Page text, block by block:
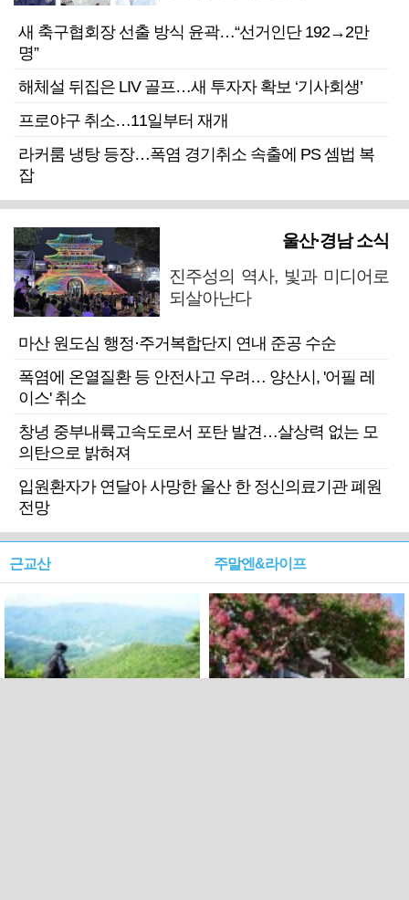
새 축구협회장 선출 방식 윤곽…“선거인단 192→2만
명”
해체설 뒤집은 LIV 골프…새 투자자 확보 ‘기사회생’
프로야구 취소…11일부터 재개
라커룸 냉탕 등장…폭염 경기취소 속출에 PS 셈법 복
잡
울산·경남 소식
진주성의 역사, 빛과 미디어로
되살아난다
마산 원도심 행정·주거복합단지 연내 준공 수순
폭염에 온열질환 등 안전사고 우려… 양산시, '어필 레
이스' 취소
창녕 중부내륙고속도로서 포탄 발견…살상력 없는 모
의탄으로 밝혀져
입원환자가 연달아 사망한 울산 한 정신의료기관 폐원
전망
근교산 주말엔&라이프